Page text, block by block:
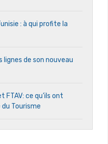
: à qui profite la
lignes de son nouveau
FTAV: ce qu’ils ont
Tourisme